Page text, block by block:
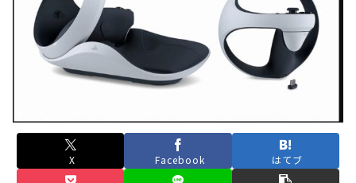
【ホロライブ】アキロゼARK2次会ゴッフィーのサムネ草
X Facebook はてブ